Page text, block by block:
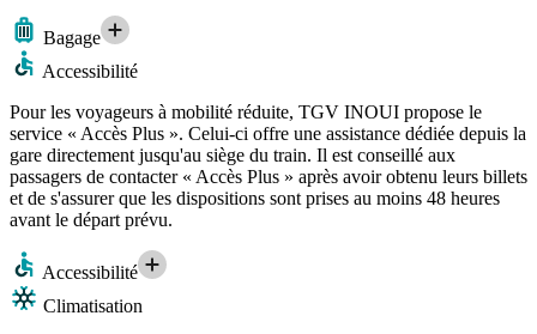
Bagage
Accessibilité
Pour les voyageurs à mobilité réduite, TGV INOUI propose le
service « Accès Plus ». Celui-ci offre une assistance dédiée depuis la
gare directement jusqu'au siège du train. Il est conseillé aux
passagers de contacter « Accès Plus » après avoir obtenu leurs billets
et de s'assurer que les dispositions sont prises au moins 48 heures
avant le départ prévu.
Accessibilité
Climatisation